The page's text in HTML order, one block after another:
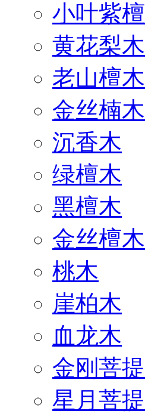
小叶紫檀
黄花梨木
老山檀木
金丝楠木
沉香木
绿檀木
黑檀木
金丝檀木
桃木
崖柏木
血龙木
金刚菩提
星月菩提